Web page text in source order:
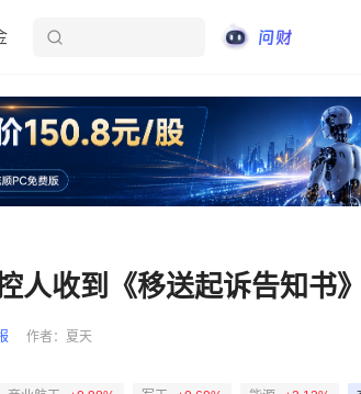
人收到《移送起诉告知书》
作者： 夏天